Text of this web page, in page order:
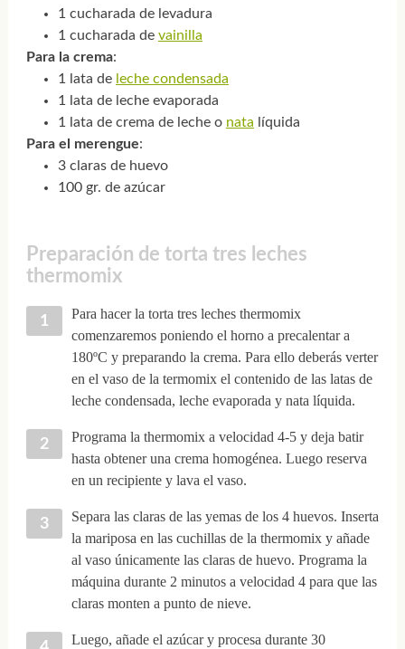
1 cucharada de levadura
1 cucharada de vainilla
Para la crema:
1 lata de leche condensada
1 lata de leche evaporada
1 lata de crema de leche o nata líquida
Para el merengue:
3 claras de huevo
100 gr. de azúcar
Preparación de torta tres leches
thermomix
Para hacer la torta tres leches thermomix
comenzaremos poniendo el horno a precalentar a
180ºC y preparando la crema. Para ello deberás verter
en el vaso de la termomix el contenido de las latas de
leche condensada, leche evaporada y nata líquida.
Programa la thermomix a velocidad 4-5 y deja batir
hasta obtener una crema homogénea. Luego reserva
en un recipiente y lava el vaso.
Separa las claras de las yemas de los 4 huevos. Inserta
la mariposa en las cuchillas de la thermomix y añade
al vaso únicamente las claras de huevo. Programa la
máquina durante 2 minutos a velocidad 4 para que las
claras monten a punto de nieve.
Luego, añade el azúcar y procesa durante 30